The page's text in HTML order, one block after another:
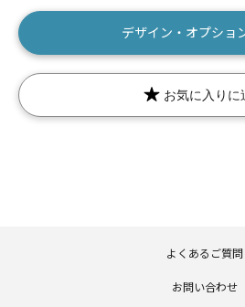
数量
デザイン・オプショ
お気に入りに
よくあるご質問
お問い合わせ